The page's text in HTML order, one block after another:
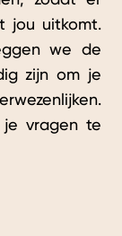
jou uitkomt.
we de
zijn om je
vragen te